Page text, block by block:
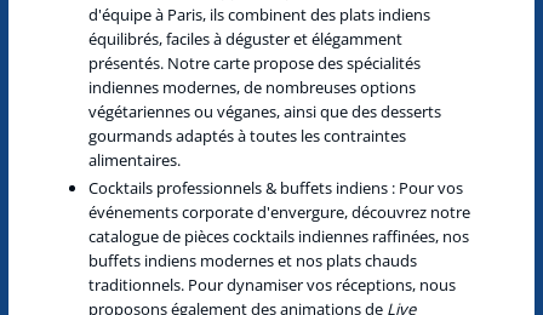
d'équipe à Paris, ils combinent des plats indiens
équilibrés, faciles à déguster et élégamment
présentés. Notre carte propose des spécialités
indiennes modernes, de nombreuses options
végétariennes ou véganes, ainsi que des desserts
gourmands adaptés à toutes les contraintes
alimentaires.
Cocktails professionnels & buffets indiens : Pour vos
événements corporate d'envergure, découvrez notre
catalogue de pièces cocktails indiennes raffinées, nos
buffets indiens modernes et nos plats chauds
traditionnels. Pour dynamiser vos réceptions, nous
proposons également des animations de Live